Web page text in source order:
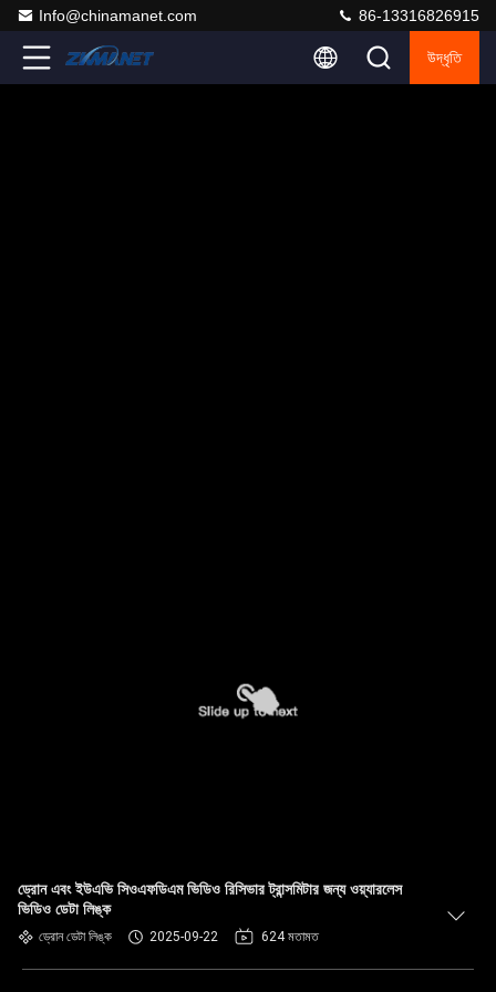
Info@chinamanet.com 86-13316826915
উদ্ধৃতি
ড্রোন এবং ইউএভি সিওএফডিএম ভিডিও রিসিভার ট্রান্সমিটার জন্য ওয়্যারলেস
ভিডিও ডেটা লিঙ্ক
ড্রোন ডেটা লিঙ্ক 2025-09-22 624 মতামত